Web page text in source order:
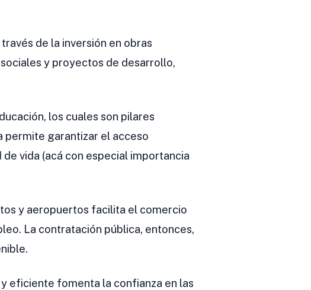
de la inversión en obras
y proyectos de desarrollo,
los cuales son pilares
permite garantizar el acceso
vida (acá con especial importancia
y aeropuertos facilita el comercio
La contratación pública, entonces,
eficiente fomenta la confianza en las